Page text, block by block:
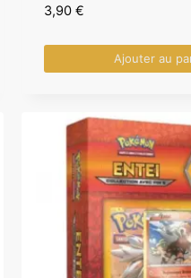
3,90 €
Ajouter au